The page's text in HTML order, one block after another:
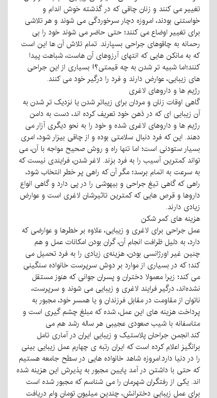
تغییر می کنند و زنان چاقی که در گذشته خوش اندام و
خواستنی بودند، امروزه دچار سرخوردگی می شوند و هر تلاشی
برای تغییر اوضاع می کنند؛ حتی حاضر می شوند خود را بی
رحمانه به چاقوهای جراحی بسپارند. تمام تلاش آن ها این است
که به مانکن هایی که انتهای آرزوهای آن هاست، شباهت پیدا
کنند؛اما شبیه تر شدن به چه قیمتی؟! بسیاری از این جراحی
های زیبایی، عوارض دارند و فرد را درگیر خود می کنند.
رژیم ها و داروهای لاغری
گاهی اوقات زنان و مردان برای زیباتر شدن یا نزدیک تر شدن به
آن زیبایی ای که در ذهن خود تعریف کرده اند، دست به دامن
رژیم ها و داروهای لاغری شده و خود را به نحو دیگری آزار می
دهند. این که فرد دنبال سلامتی بوده و از چاقی بیزار شود، امری
بسیار ستودنی است؛ اما تنها راه و روش صحیح مواجه با آن، می
تواند کمترین آسیب را به فرد بزند. لاغر شدن، فرایندی نیست که
به سرعت به اتمام برسد؛ مگر آن که راهی پر خطر انتخاب شود،
راهی که گاهی تیغ جراحی و بیهوشی را در پی دارد و گاهی انواع
داروها و قرص هایی که کمترین تاثیرشان لاغری است و عوارض
زیادی دارند.
هزینه های کمر شکن
عمل جراحی برای لاغری و زیبایی، علاوه بر خطرها و عوارضی که
دارد، به دلیل ظرافت انجام آن، گران بودن امکانات عمل و هم
چنین غیر اورژانسی بودن، هزینه‌ی زیادی را به فرد تحمیل می
کند؛ که در بسیاری از موارد بر دوش سرپرست خانواده سنگینی
می کند؛ زیرا معمولا دختران و پسران جوانی که هنوز مستقل
نشده‌‌اند، درگیر فرایند لاغری و زیبایی می شوند و سرپرست،
ناتوان از مقاومت در مقابل فرزندان و یا همسر خود، مجبور به
پرداخت هزینه های این عمل، شده که مبلغ چشم گیری است و
متاسفانه با شیب صعودی عجیبی هر ساله رشد هم می
کند.انجمن جراحان پلاستیک و زیبایی ایران در آماری تامل
برانگیز اعلام کرده است که ایران رتبه ی چهارم عمل زیبایی بینی
را در دنیا دارد.امروزه شاهد خانواده هایی در سطح جامعه هستیم
که حتی با داشتن در آمد پایین مجبور به پذیرش این هزینه شده
اند. یکی از رفتگران شهرمان را می شناسم که مجبور شده است
برای عمل زیبایی دخترانش، چندین میلیون تومان وام دریافت